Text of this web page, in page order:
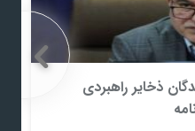
ذخایر راهبردی